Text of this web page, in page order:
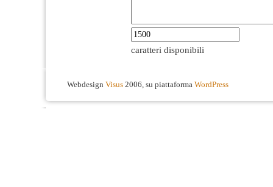
caratteri disponibili
Webdesign Visus 2006, su piattaforma WordPress